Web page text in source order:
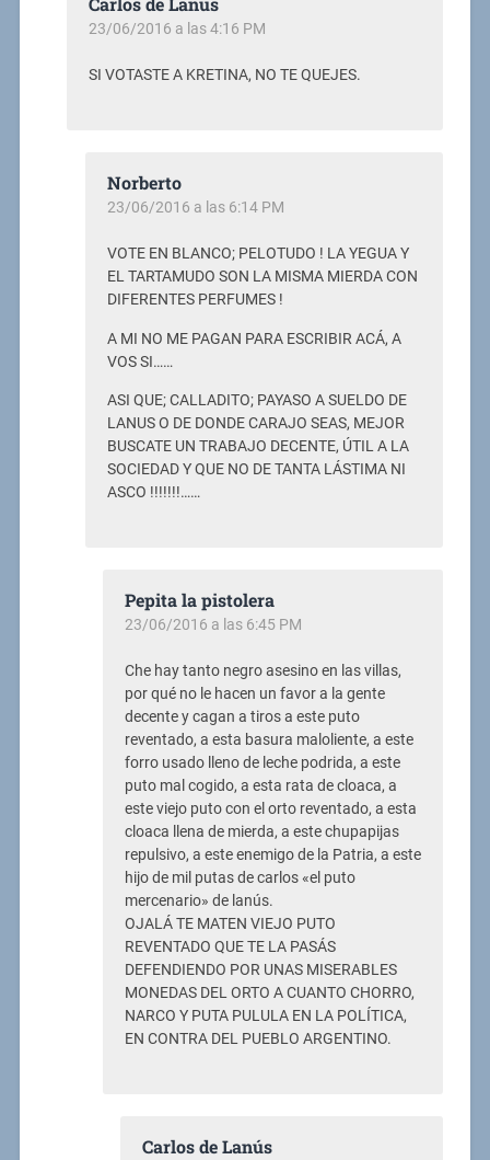
23/06/2016 a las 4:16 PM
SI VOTASTE A KRETINA, NO TE QUEJES.
Norberto
23/06/2016 a las 6:14 PM
VOTE EN BLANCO; PELOTUDO ! LA YEGUA Y
EL TARTAMUDO SON LA MISMA MIERDA CON
DIFERENTES PERFUMES !
A MI NO ME PAGAN PARA ESCRIBIR ACÁ, A
VOS SI……
ASI QUE; CALLADITO; PAYASO A SUELDO DE
LANUS O DE DONDE CARAJO SEAS, MEJOR
BUSCATE UN TRABAJO DECENTE, ÚTIL A LA
SOCIEDAD Y QUE NO DE TANTA LÁSTIMA NI
ASCO !!!!!!!……
Pepita la pistolera
23/06/2016 a las 6:45 PM
Che hay tanto negro asesino en las villas,
por qué no le hacen un favor a la gente
decente y cagan a tiros a este puto
reventado, a esta basura maloliente, a este
forro usado lleno de leche podrida, a este
puto mal cogido, a esta rata de cloaca, a
este viejo puto con el orto reventado, a esta
cloaca llena de mierda, a este chupapijas
repulsivo, a este enemigo de la Patria, a este
hijo de mil putas de carlos «el puto
mercenario» de lanús.
OJALÁ TE MATEN VIEJO PUTO
REVENTADO QUE TE LA PASÁS
DEFENDIENDO POR UNAS MISERABLES
MONEDAS DEL ORTO A CUANTO CHORRO,
NARCO Y PUTA PULULA EN LA POLÍTICA,
EN CONTRA DEL PUEBLO ARGENTINO.
Carlos de Lanús